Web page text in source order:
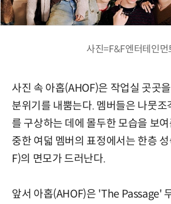
사진=F&F엔터테인먼
사진 속 아홉(AHOF)은 작업실 곳곳
분위기를 내뿜는다. 멤버들은 나뭇
를 구상하는 데에 몰두한 모습을 보
중한 여덟 멤버의 표정에서는 한층
F)의 면모가 드러난다.
앞서 아홉(AHOF)은 'The Passage'